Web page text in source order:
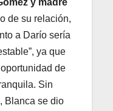
de su relación,
a Darío sería
ya que
de
Sin
Blanca se dio